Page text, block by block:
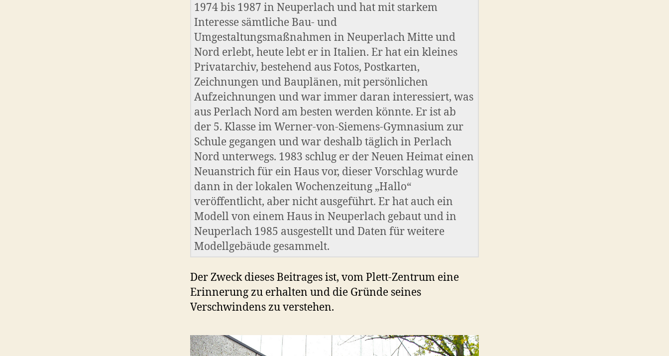
1974 bis 1987 in Neuperlach und hat mit starkem
Interesse sämtliche Bau- und
Umgestaltungsmaßnahmen in Neuperlach Mitte und
Nord erlebt, heute lebt er in Italien. Er hat ein kleines
Privatarchiv, bestehend aus Fotos, Postkarten,
Zeichnungen und Bauplänen, mit persönlichen
Aufzeichnungen und war immer daran interessiert, was
aus Perlach Nord am besten werden könnte. Er ist ab
der 5. Klasse im Werner-von-Siemens-Gymnasium zur
Schule gegangen und war deshalb täglich in Perlach
Nord unterwegs. 1983 schlug er der Neuen Heimat einen
Neuanstrich für ein Haus vor, dieser Vorschlag wurde
dann in der lokalen Wochenzeitung „Hallo“
veröffentlicht, aber nicht ausgeführt. Er hat auch ein
Modell von einem Haus in Neuperlach gebaut und in
Neuperlach 1985 ausgestellt und Daten für weitere
Modellgebäude gesammelt.
Der Zweck dieses Beitrages ist, vom Plett-Zentrum eine
Erinnerung zu erhalten und die Gründe seines
Verschwindens zu verstehen.